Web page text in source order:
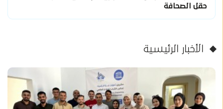
حقل الصحافة
الأخبار الرئيسية